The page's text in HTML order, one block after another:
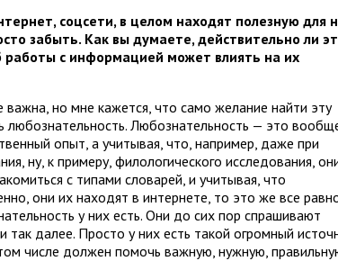
соцсети, в целом находят полезную для
забыть. Как вы думаете, действительно ли
работы с информацией может влиять на их
но мне кажется, что само желание найти эту
Любознательность — это
опыт, а учитывая, что, например, даже при
ну, к примеру, филологического исследования,
с типами словарей, и учитывая, что
они их находят в интернете, то это же все
у них есть. Они до сих пор спрашивают
далее. Просто у них есть такой огромный
числе должен помочь важную, нужную,